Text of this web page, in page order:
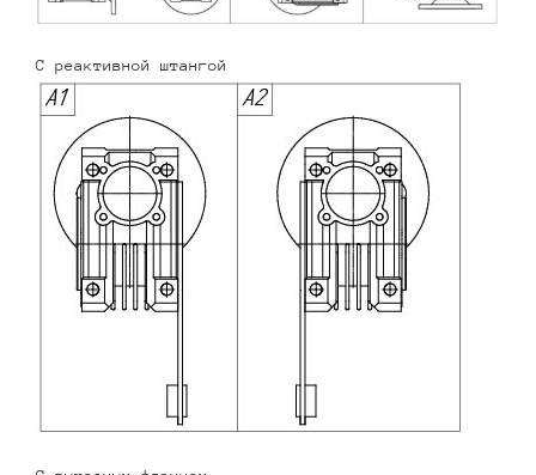
С реактивной штангой